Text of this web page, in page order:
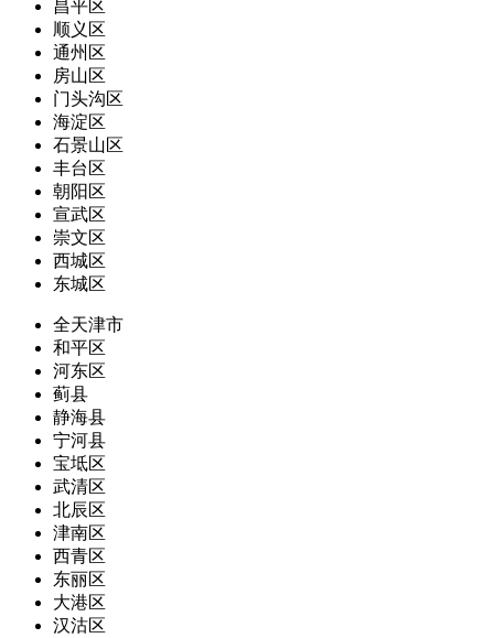
昌平区
顺义区
通州区
房山区
门头沟区
海淀区
石景山区
丰台区
朝阳区
宣武区
崇文区
西城区
东城区
全天津市
和平区
河东区
蓟县
静海县
宁河县
宝坻区
武清区
北辰区
津南区
西青区
东丽区
大港区
汉沽区